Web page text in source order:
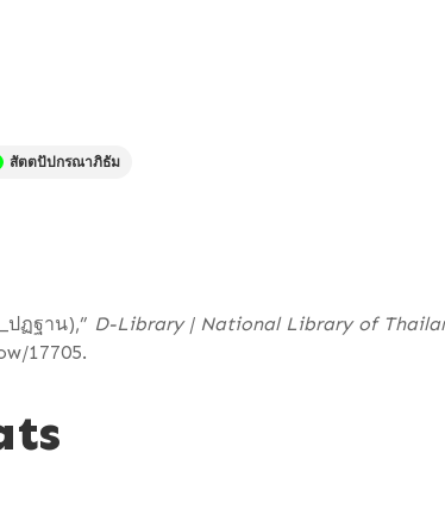
สัตตปัปกรณาภิธัม
ฏฐาน),” D-Library | National Library of
17705.